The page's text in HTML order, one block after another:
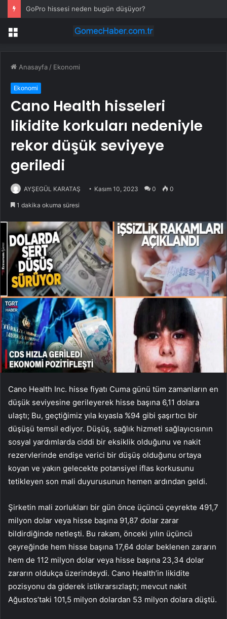
GoPro hissesi neden bugün düşüyor?
Menü
Anasayfa / Ekonomi
Ekonomi
Cano Health hisseleri
likidite korkuları nedeniyle
rekor düşük seviyeye
geriledi
AYŞEGÜL KARATAŞ Kasım 10, 2023 0 0
1 dakika okuma süresi
Cano Health Inc. hisse fiyatı Cuma günü tüm zamanların en
düşük seviyesine gerileyerek hisse başına 6,11 dolara
ulaştı; Bu, geçtiğimiz yıla kıyasla %94 gibi şaşırtıcı bir
düşüşü temsil ediyor. Düşüş, sağlık hizmeti sağlayıcısının
sosyal yardımlarda ciddi bir eksiklik olduğunu ve nakit
rezervlerinde endişe verici bir düşüş olduğunu ortaya
koyan ve yakın gelecekte potansiyel iflas korkusunu
tetikleyen son mali duyurusunun hemen ardından geldi.
Şirketin mali zorlukları bir gün önce üçüncü çeyrekte 491,7
milyon dolar veya hisse başına 91,87 dolar zarar
bildirdiğinde netleşti. Bu rakam, önceki yılın üçüncü
çeyreğinde hem hisse başına 17,64 dolar beklenen zararın
hem de 112 milyon dolar veya hisse başına 23,34 dolar
zararın oldukça üzerindeydi. Cano Health’in likidite
pozisyonu da giderek istikrarsızlaştı; mevcut nakit
Ağustos’taki 101,5 milyon dolardan 53 milyon dolara düştü.